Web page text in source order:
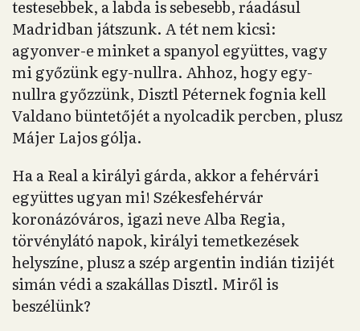
testesebbek, a labda is sebesebb, ráadásul
Madridban játszunk. A tét nem kicsi:
agyonver-e minket a spanyol együttes, vagy
mi győzünk egy-nullra. Ahhoz, hogy egy-
nullra győzzünk, Disztl Péternek fognia kell
Valdano büntetőjét a nyolcadik percben, plusz
Májer Lajos gólja.
Ha a Real a királyi gárda, akkor a fehérvári
együttes ugyan mi! Székesfehérvár
koronázóváros, igazi neve Alba Regia,
törvénylátó napok, királyi temetkezések
helyszíne, plusz a szép argentin indián tizijét
simán védi a szakállas Disztl. Miről is
beszélünk?